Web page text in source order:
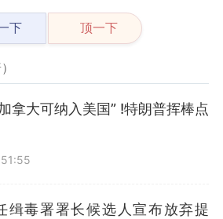
下 顶一下
拿大可纳入美国” !特朗普挥棒点
缉毒署署长候选人宣布放弃提